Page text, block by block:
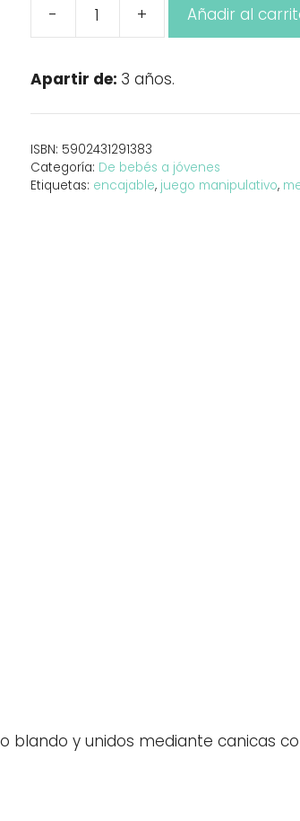
-
Pink
150
cantidad
+ Añadir al
Apartir de: 3 años.
ISBN: 5902431291383
Categoría: De bebés a jóvenes
Etiquetas: encajable, juego manipulativo,
blando y unidos mediante canicas